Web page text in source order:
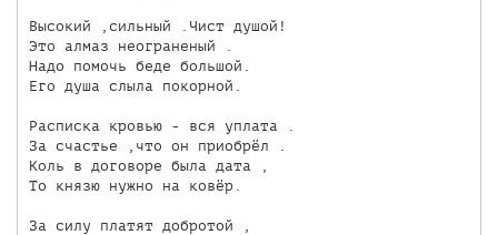
Высокий ,сильный .Чист душой!
Это алмаз неограненый .
Надо помочь беде большой.
Его душа слыла покорной.
Расписка кровью - вся уплата .
За счастье ,что он приобрёл .
Коль в договоре была дата ,
То князю нужно на ковёр.
За силу платят добротой ,